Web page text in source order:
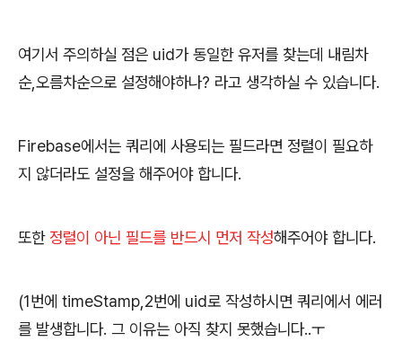
여기서 주의하실 점은 uid가 동일한 유저를 찾는데 내림차
순,오름차순으로 설정해야하나? 라고 생각하실 수 있습니다.
Firebase에서는 쿼리에 사용되는 필드라면 정렬이 필요하
지 않더라도 설정을 해주어야 합니다.
또한 정렬이 아닌 필드를 반드시 먼저 작성해주어야 합니다.
(1번에 timeStamp,2번에 uid로 작성하시면 쿼리에서 에러
를 발생합니다. 그 이유는 아직 찾지 못했습니다..ㅜ